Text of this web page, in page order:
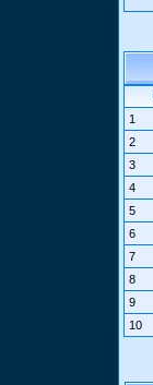
1
2
3
4
5
6
7
8
9
10